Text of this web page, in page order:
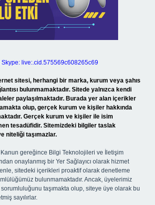
Skype: live:.cid.575569c608265c69
sitesi, herhangi bir marka, kurum veya şahıs
bulunmamaktadır. Sitede yalnızca kendi
paylaşılmaktadır. Burada yer alan içerikler
olup, gerçek kurum ve kişiler hakkında
Gerçek kurum ve kişiler ile isim
tesadüfidir. Sitemizdeki bilgiler taslak
niteliği taşımazlar.
Kanun gereğince Bilgi Teknolojileri ve İletişim
onaylanmış bir Yer Sağlayıcı olarak hizmet
sitedeki içerikleri proaktif olarak denetleme
bulunmamaktadır. Ancak, üyelerimiz
sorumluluğunu taşımakta olup, siteye üye olarak bu
sayılırlar.